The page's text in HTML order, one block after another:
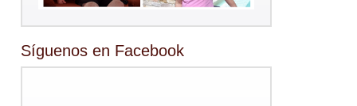
Síguenos en Facebook